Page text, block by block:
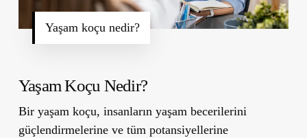
Yaşam koçu nedir?
Yaşam Koçu Nedir?
Bir yaşam koçu, insanların yaşam becerilerini
güçlendirmelerine ve tüm potansiyellerine